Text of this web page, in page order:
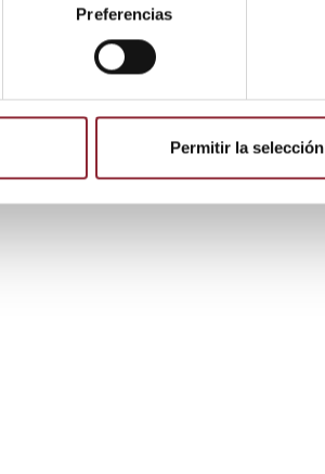
Preferencias
Permitir la selección